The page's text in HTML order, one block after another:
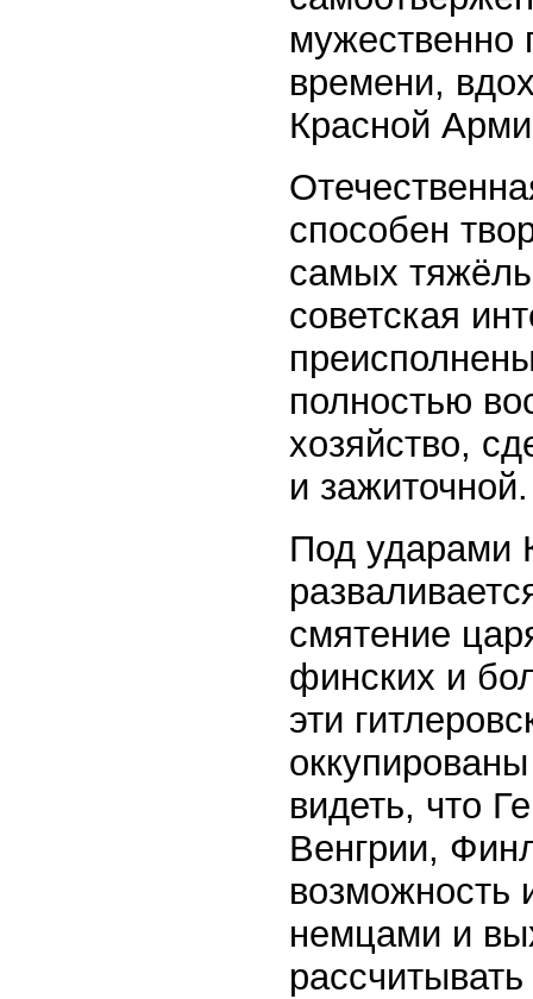
мужественно
времени,
Красной
способен
самых
советская
полностью
хозяйство,
и зажиточной.
Под ударами
смятение
финских и
эти
видеть, что
Венгрии,
возможность
немцами и